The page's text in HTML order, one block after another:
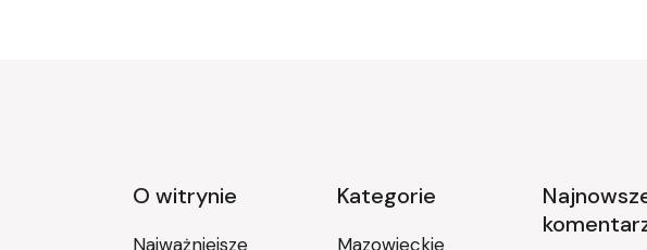
O witrynie
Najważniejsze
Kategorie
Mazowieckie